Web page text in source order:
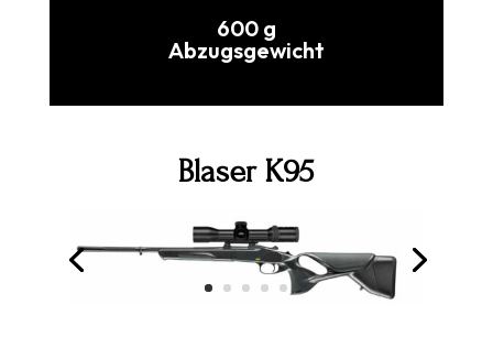
600 g
Abzugsgewicht
Blaser K95